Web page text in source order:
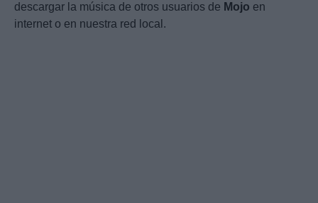
descargar la música de otros usuarios de Mojo en
internet o en nuestra red local.